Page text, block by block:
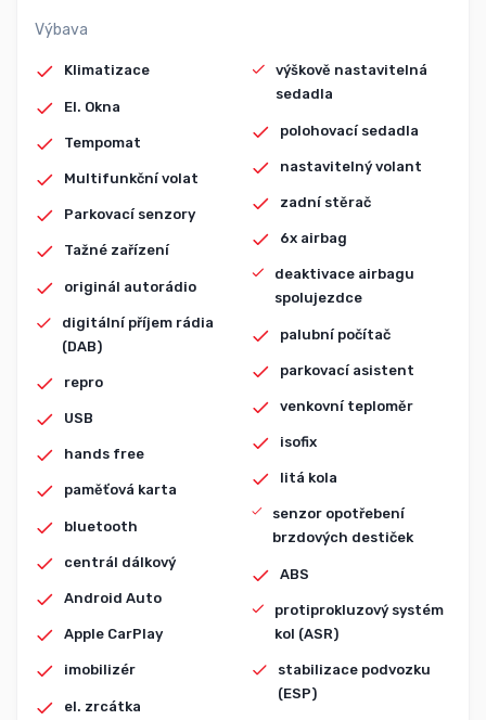
Výbava
Klimatizace
El. Okna
Tempomat
Multifunkční volat
Parkovací senzory
Tažné zařízení
originál autorádio
digitální příjem rádia
(DAB)
repro
USB
hands free
paměťová karta
bluetooth
centrál dálkový
Android Auto
Apple CarPlay
imobilizér
el. zrcátka
výškově nastavitelná
sedadla
polohovací sedadla
nastavitelný volant
zadní stěrač
6x airbag
deaktivace airbagu
spolujezdce
palubní počítač
parkovací asistent
venkovní teploměr
isofix
litá kola
senzor opotřebení
brzdových destiček
ABS
protiprokluzový systém
kol (ASR)
stabilizace podvozku
(ESP)